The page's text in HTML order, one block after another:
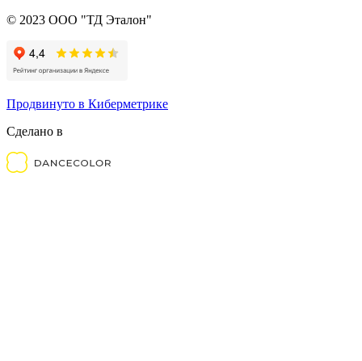
© 2023 ООО "ТД Эталон"
Продвинуто в Киберметрике
Сделано в